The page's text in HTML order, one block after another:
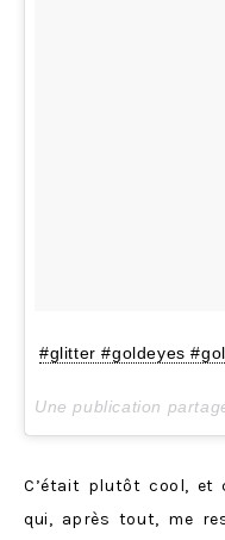
#glitter #goldeyes
C’était plutôt cool, et
qui, après tout, me